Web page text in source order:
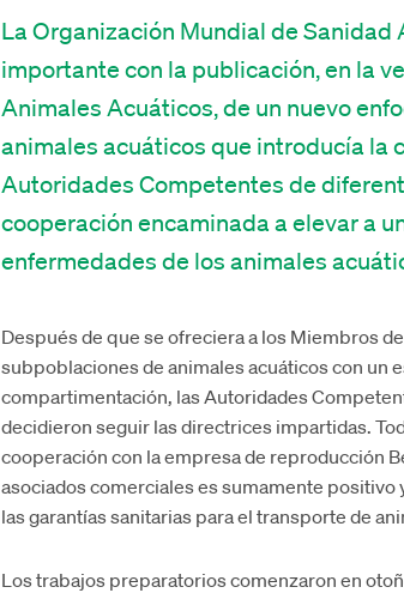
La Organización Mundial de Sanidad
importante con la publicación,en la
Animales Acuáticos,de un nuevo
animales acuáticosque introducía la
AutoridadesCompetentesde
cooperación encaminada aelevar a
enfermedades de los animales
Después de que se ofreciera a los Miembros
subpoblaciones de animales acuáticos con un
compartimentación, las Autoridades
decidieron seguir las directrices impartidas.
cooperación con la empresa de reproducción
asociados comerciales es sumamente
las garantías sanitarias para el transporte de
Los trabajos preparatorios comenzaron en